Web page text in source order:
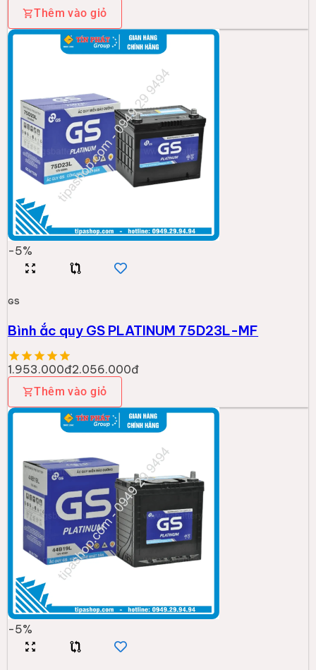
Thêm vào giỏ
-5%
GS
Bình ắc quy GS PLATINUM 75D23L-MF
1.953.000đ2.056.000đ
Thêm vào giỏ
-5%